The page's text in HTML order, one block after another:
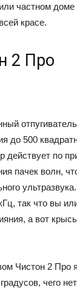
частном
красе.
2 Про
до 500
действует по
пачек волн,
так что вы
а вот
Чистон 2 Про
чего